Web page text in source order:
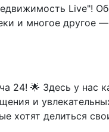
Live"!
и многое другое
24! 🌟 Здесь у нас
и
хотят делиться